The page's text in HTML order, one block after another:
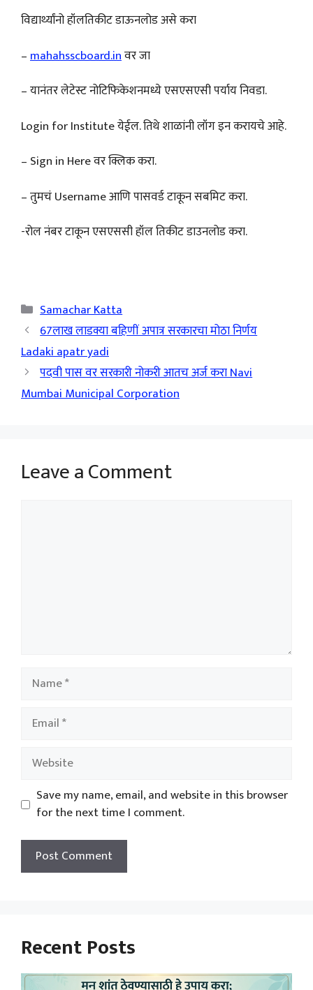
विद्यार्थ्यांनो हॉलतिकीट डाऊनलोड असे करा
–mahahsscboard.inवर जा
– यानंतर लेटेस्ट नोटिफिकेशनमध्ये एसएसएसी पर्याय निवडा.
Login for Institute येईल. तिथे शाळांनी लॉग इन करायचे आहे.
– Sign in Here वर क्लिक करा.
– तुमचं Username आणि पासवर्ड टाकून सबमिट करा.
-रोल नंबर टाकून एसएससी हॉल तिकीट डाउनलोड करा.
Categories
Samachar Katta
67लाख लाडक्या बहिणीं अपात्र सरकारचा मोठा निर्णय
Ladaki apatr yadi
पदवी पास वर सरकारी नोकरी आतच अर्ज करा Navi
Mumbai Municipal Corporation
Leave a Comment
Name
Email
Website
Save my name, email, and website in this browser
for the next time I comment.
Recent Posts